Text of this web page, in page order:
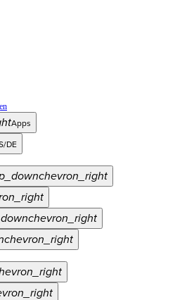
Apps
DE
chevron_right
chevron_right
chevron_right